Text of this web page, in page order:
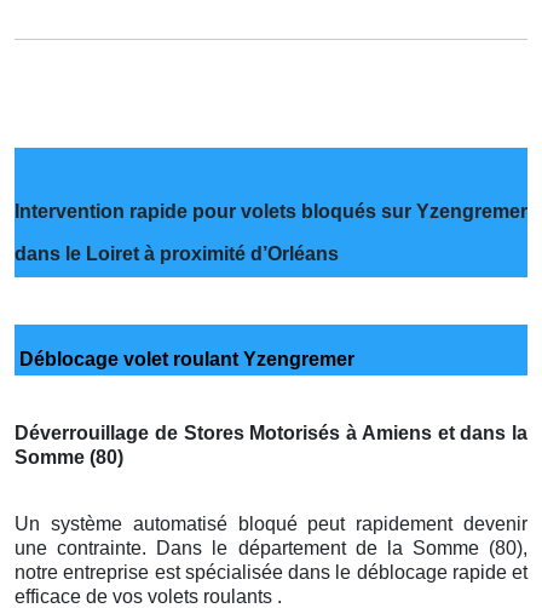
Intervention rapide pour volets bloqués sur Yzengremer
dans le Loiret à proximité d’Orléans
Déblocage volet roulant Yzengremer
Déverrouillage de Stores Motorisés à Amiens et dans la
Somme (80)
Un système automatisé bloqué peut rapidement devenir
une contrainte. Dans le département de la Somme (80),
notre entreprise est spécialisée dans le déblocage rapide et
efficace de vos volets roulants .